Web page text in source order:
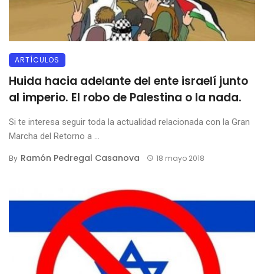
ARTÍCULOS
Huida hacia adelante del ente israelí junto
al imperio. El robo de Palestina o la nada.
Si te interesa seguir toda la actualidad relacionada con la Gran
Marcha del Retorno a ...
By Ramón Pedregal Casanova 18 mayo 2018